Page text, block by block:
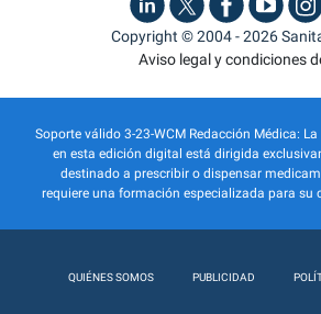
Copyright © 2004 - 2026
Aviso legal y condiciones
Soporte válido 3-23-WCM Redacción Médica:
en esta edición digital está dirigida
destinado a prescribir o dispensar
requiere una formación especializada para su
QUIÉNES SOMOS PUBLICIDAD